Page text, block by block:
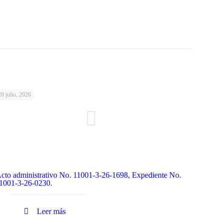
julio, 2026
administrativo No. 11001-3-26-1698, Expediente No.
3-26-0230.
Leer más